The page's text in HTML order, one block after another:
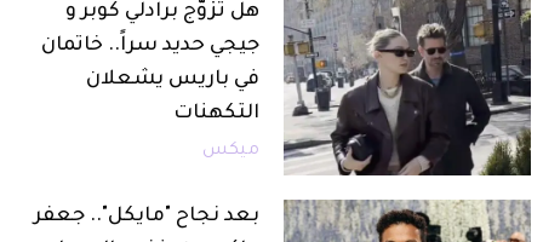
هل تزوّج برادلي كوبر و
جيجي حديد سراً.. خاتمان
في باريس يشعلان
التكهنات
ميكس
بعد نجاح "مايكل".. جعفر